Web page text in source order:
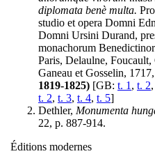
diplomata benè multa.
studio et opera Domni
Domni Ursini Durand,
monachorum
Paris, Delaulne,
Ganeau et Gosselin,
1819-1825) [GB: t. 1 , t. 2,
t. 2, t. 3, t. 4, t. 5]
Dethler, Monumenta
22, p. 887-914.
Éditions modernes